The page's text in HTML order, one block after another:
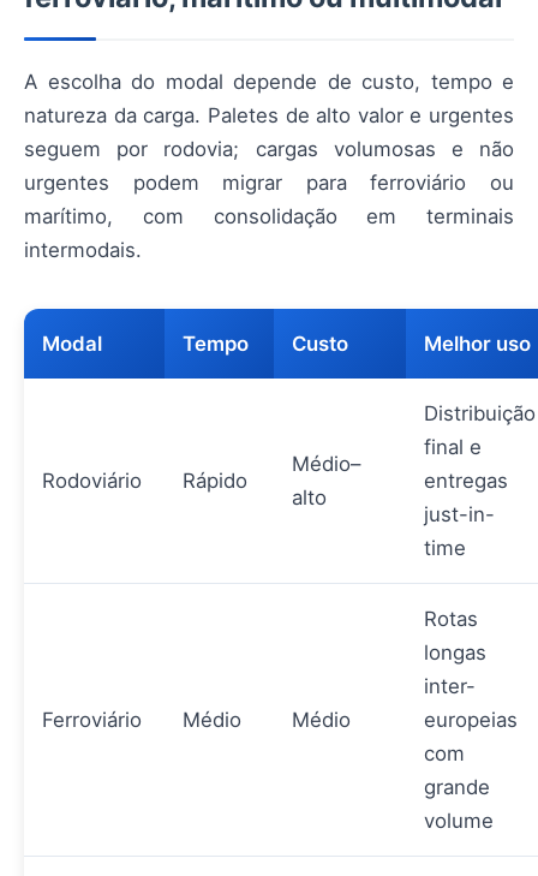
A escolha do modal depende de custo, tempo e
natureza da carga. Paletes de alto valor e urgentes
seguem por rodovia; cargas volumosas e não
urgentes podem migrar para ferroviário ou
marítimo, com consolidação em terminais
intermodais.
Modal Tempo Custo Melhor uso
Rodoviário Rápido
Médio–
alto
Distribuição
final e
entregas
just-in-
time
Ferroviário Médio Médio
Rotas
longas
inter-
europeias
com
grande
volume